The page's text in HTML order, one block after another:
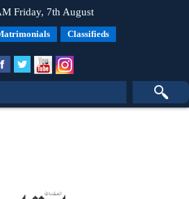
Friday, 7th August
Classifieds